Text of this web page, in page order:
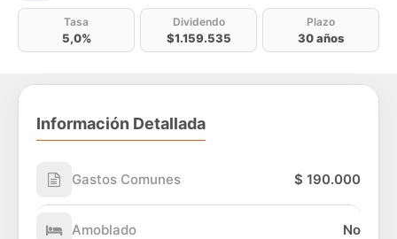
Tasa
5,0%
Dividendo
$1.159.535
Plazo
30 años
Información Detallada
Gastos Comunes $ 190.000
Amoblado No